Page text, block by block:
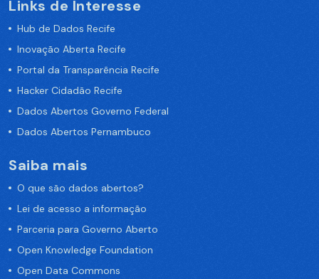
Links de Interesse
Hub de Dados Recife
Inovação Aberta Recife
Portal da Transparência Recife
Hacker Cidadão Recife
Dados Abertos Governo Federal
Dados Abertos Pernambuco
Saiba mais
O que são dados abertos?
Lei de acesso a informação
Parceria para Governo Aberto
Open Knowledge Foundation
Open Data Commons